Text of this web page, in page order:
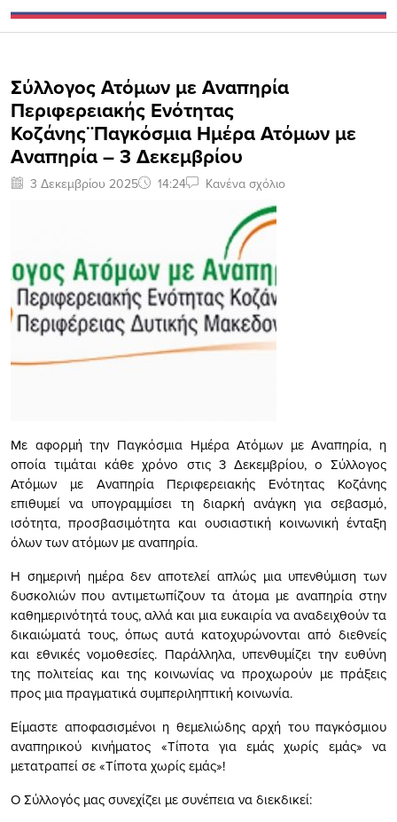
Σύλλογος Ατόμων με Αναπηρία
Περιφερειακής Ενότητας
Κοζάνης¨Παγκόσμια Ημέρα Ατόμων με
Αναπηρία – 3 Δεκεμβρίου
3 Δεκεμβρίου 2025 14:24 Κανένα σχόλιο
Με αφορμή την Παγκόσμια Ημέρα Ατόμων με Αναπηρία, η
οποία τιμάται κάθε χρόνο στις 3 Δεκεμβρίου, ο Σύλλογος
Ατόμων με Αναπηρία Περιφερειακής Ενότητας Κοζάνης
επιθυμεί να υπογραμμίσει τη διαρκή ανάγκη για σεβασμό,
ισότητα, προσβασιμότητα και ουσιαστική κοινωνική ένταξη
όλων των ατόμων με αναπηρία.
Η σημερινή ημέρα δεν αποτελεί απλώς μια υπενθύμιση των
δυσκολιών που αντιμετωπίζουν τα άτομα με αναπηρία στην
καθημερινότητά τους, αλλά και μια ευκαιρία να αναδειχθούν τα
δικαιώματά τους, όπως αυτά κατοχυρώνονται από διεθνείς
και εθνικές νομοθεσίες. Παράλληλα, υπενθυμίζει την ευθύνη
της πολιτείας και της κοινωνίας να προχωρούν με πράξεις
προς μια πραγματικά συμπεριληπτική κοινωνία.
Είμαστε αποφασισμένοι η θεμελιώδης αρχή του παγκόσμιου
αναπηρικού κινήματος «Τίποτα για εμάς χωρίς εμάς» να
μετατραπεί σε «Τίποτα χωρίς εμάς»!
Ο Σύλλογός μας συνεχίζει με συνέπεια να διεκδικεί: